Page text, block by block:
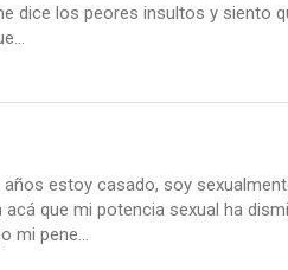
dice los peores insultos y siento
estoy casado, soy
que mi potencia sexual ha
mi pene...